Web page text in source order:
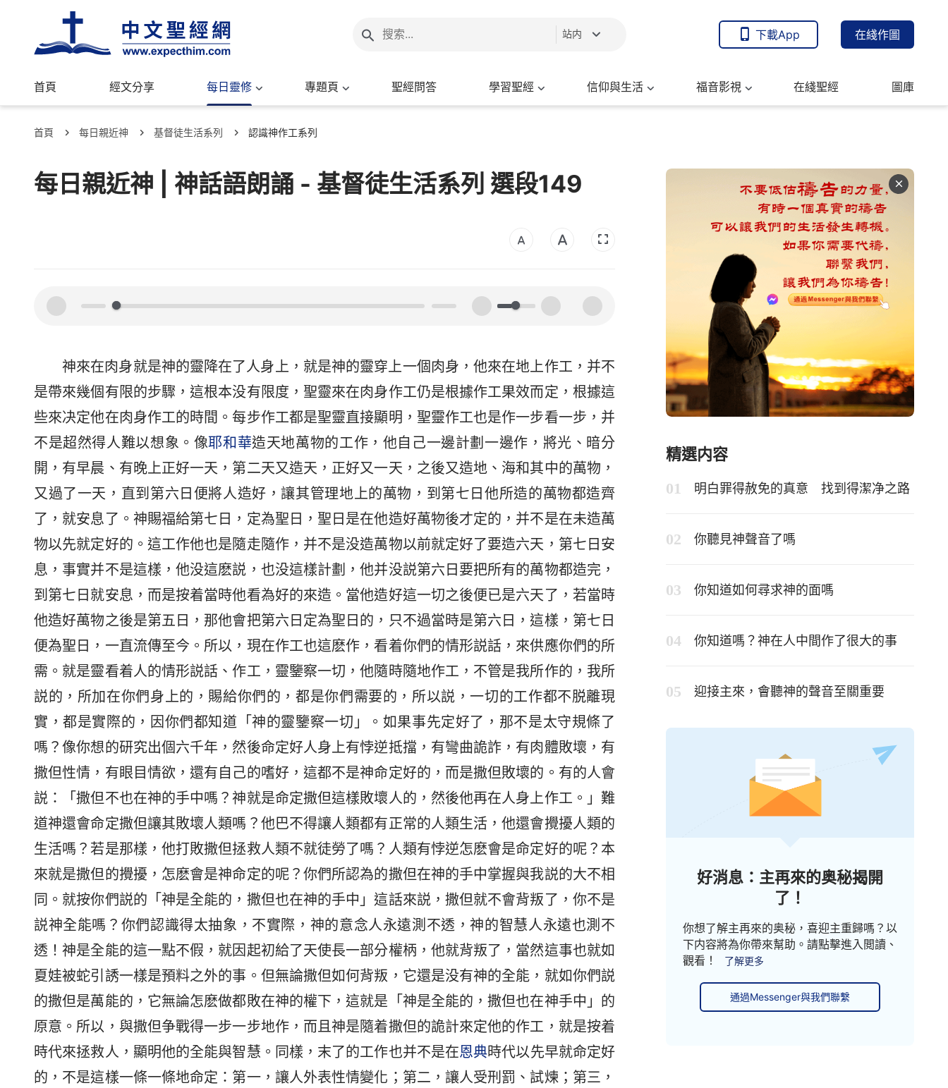
站内 下載App 在綫作圖
首頁 經文分享 每日靈修 專題頁 聖經問答 學習聖經 信仰與生活 福音影視 在綫聖經 圖庫
首頁 每日親近神 基督徒生活系列 認識神作工系列
每日親近神 | 神話語朗誦 - 基督徒生活系列 選段149
00:00 00:00
神來在肉身就是神的靈降在了人身上，就是神的靈穿上一個肉身，他來在地上作工，并不
是帶來幾個有限的步驟，這根本没有限度，聖靈來在肉身作工仍是根據作工果效而定，根據這
些來决定他在肉身作工的時間。每步作工都是聖靈直接顯明，聖靈作工也是作一步看一步，并
不是超然得人難以想象。像耶和華造天地萬物的工作，他自己一邊計劃一邊作，將光、暗分
開，有早晨、有晚上正好一天，第二天又造天，正好又一天，之後又造地、海和其中的萬物，
又過了一天，直到第六日便將人造好，讓其管理地上的萬物，到第七日他所造的萬物都造齊
了，就安息了。神賜福給第七日，定為聖日，聖日是在他造好萬物後才定的，并不是在未造萬
物以先就定好的。這工作他也是隨走隨作，并不是没造萬物以前就定好了要造六天，第七日安
息，事實并不是這樣，他没這麽説，也没這樣計劃，他并没説第六日要把所有的萬物都造完，
到第七日就安息，而是按着當時他看為好的來造。當他造好這一切之後便已是六天了，若當時
他造好萬物之後是第五日，那他會把第六日定為聖日的，只不過當時是第六日，這樣，第七日
便為聖日，一直流傳至今。所以，現在作工也這麽作，看着你們的情形説話，來供應你們的所
需。就是靈看着人的情形説話、作工，靈鑒察一切，他隨時隨地作工，不管是我所作的，我所
説的，所加在你們身上的，賜給你們的，都是你們需要的，所以説，一切的工作都不脱離現
實，都是實際的，因你們都知道「神的靈鑒察一切」。如果事先定好了，那不是太守規條了
嗎？像你想的研究出個六千年，然後命定好人身上有悖逆抵擋，有彎曲詭詐，有肉體敗壞，有
撒但性情，有眼目情欲，還有自己的嗜好，這都不是神命定好的，而是撒但敗壞的。有的人會
説：「撒但不也在神的手中嗎？神就是命定撒但這樣敗壞人的，然後他再在人身上作工。」難
道神還會命定撒但讓其敗壞人類嗎？他巴不得讓人類都有正常的人類生活，他還會攪擾人類的
生活嗎？若是那樣，他打敗撒但拯救人類不就徒勞了嗎？人類有悖逆怎麽會是命定好的呢？本
來就是撒但的攪擾，怎麽會是神命定的呢？你們所認為的撒但在神的手中掌握與我説的大不相
同。就按你們説的「神是全能的，撒但也在神的手中」這話來説，撒但就不會背叛了，你不是
説神全能嗎？你們認識得太抽象，不實際，神的意念人永遠測不透，神的智慧人永遠也測不
透！神是全能的這一點不假，就因起初給了天使長一部分權柄，他就背叛了，當然這事也就如
夏娃被蛇引誘一樣是預料之外的事。但無論撒但如何背叛，它還是没有神的全能，就如你們説
的撒但是萬能的，它無論怎麽做都敗在神的權下，這就是「神是全能的，撒但也在神手中」的
原意。所以，與撒但争戰得一步一步地作，而且神是隨着撒但的詭計來定他的作工，就是按着
時代來拯救人，顯明他的全能與智慧。同樣，末了的工作也并不是在恩典時代以先早就命定好
的，不是這樣一條一條地命定：第一，讓人外表性情變化；第二，讓人受刑罰、試煉；第三，
精選内容
明白罪得赦免的真意 找到得潔净之路
你聽見神聲音了嗎
你知道如何尋求神的面嗎
你知道嗎？神在人中間作了很大的事
迎接主來，會聽神的聲音至關重要
好消息：主再來的奥秘揭開
了！
你想了解主再來的奥秘，喜迎主重歸嗎？以
下内容將為你帶來幫助。請點擊進入閲讀、
觀看！
了解更多
通過Messenger與我們聯繫